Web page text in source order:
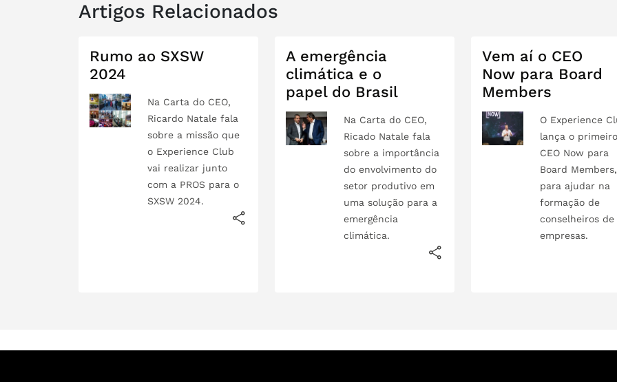
Artigos Relacionados
Rumo ao SXSW
2024
Na Carta do CEO,
Ricardo Natale fala
sobre a missão que
o Experience Club
vai realizar junto
com a PROS para o
SXSW 2024.
A emergência
climática e o
papel do Brasil
Na Carta do CEO,
Ricado Natale fala
sobre a importância
do envolvimento do
setor produtivo em
uma solução para a
emergência
climática.
Vem aí o CEO
Now para Board
Members
O Experience
lança o primeiro
CEO Now para
Board Members,
para ajudar na
formação de
conselheiros de
empresas.